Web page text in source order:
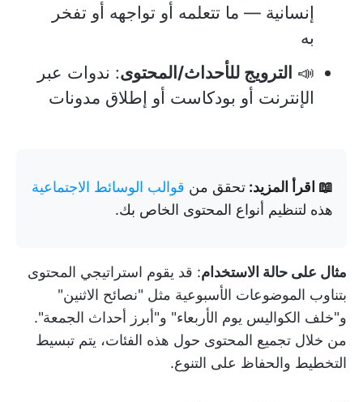
إنسانية — ما تتعلمه أو تواجهه أو تفخر
به
📣 الترويج للأحداث/المحتوى: ندوات عبر
الإنترنت أو بودكاست أو إطلاق مدونات
📖 اقرأ المزيد: تحقق من قوالب الوسائط الاجتماعية
هذه لتنظيم أنواع المحتوى الخاص بك.
مثال على حالة الاستخدام: قد يقوم استراتيجي المحتوى
بتناوب الموضوعات الأسبوعية مثل "نصائح الاثنين"
و"خلف الكواليس يوم الأربعاء" و"أبرز أحداث الجمعة".
من خلال تجميع المحتوى حول هذه الفئات، يتم تبسيط
التخطيط والحفاظ على التنوع.